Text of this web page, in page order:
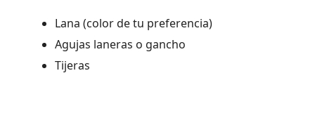
Lana (color de tu preferencia)
Agujas laneras o gancho
Tijeras